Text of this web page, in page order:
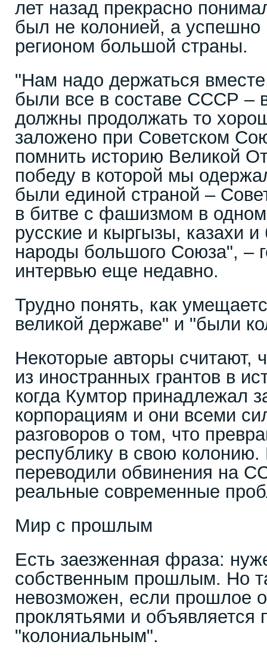
лет назад прекрасно
был не колонией, а
регионом большой страны.
"Нам надо держаться
были все в составе СССР –
должны продолжать то
заложено при Советском
помнить историю Великой
победу в которой мы
были единой страной –
в битве с фашизмом в
русские и кыргызы, казахи
народы большого Союза", –
интервью еще недавно.
Трудно понять, как
великой державе" и "были
Некоторые авторы считают,
из иностранных грантов в
когда Кумтор принадлежал
корпорациям и они всеми
разговоров о том, что
республику в свою
переводили обвинения на
реальные современные
Мир с прошлым
Есть заезженная фраза:
собственным прошлым. Но
невозможен, если прошлое
проклятьями и объявляется
"колониальным".